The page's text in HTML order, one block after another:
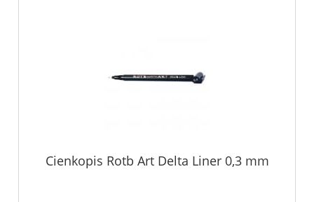
Cienkopis Rotb Art Delta Liner 0,3 mm